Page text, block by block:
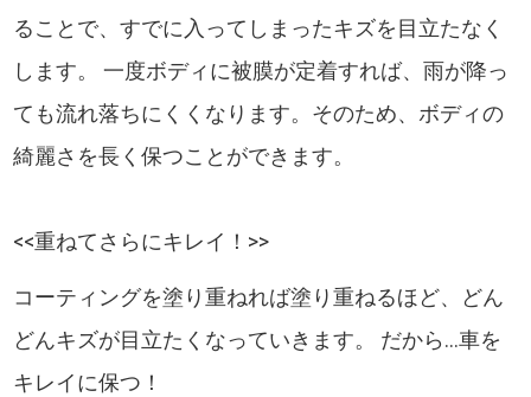
ることで、すでに入ってしまったキズを目立たなく
します。 一度ボディに被膜が定着すれば、雨が降っ
ても流れ落ちにくくなります。そのため、ボディの
綺麗さを長く保つことができます。
<<重ねてさらにキレイ！>>
コーティングを塗り重ねれば塗り重ねるほど、どん
どんキズが目立たくなっていきます。 だから...車を
キレイに保つ！